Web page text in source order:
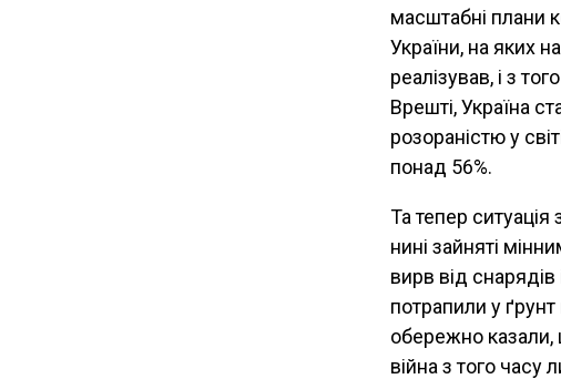
масштабні плани
України, на яких
реалізував, і з
Врешті, Україна
розораністю у
понад 56%.
Та тепер
нині зайняті
вирв від снарядів
потрапили у
обережно казали,
війна з того